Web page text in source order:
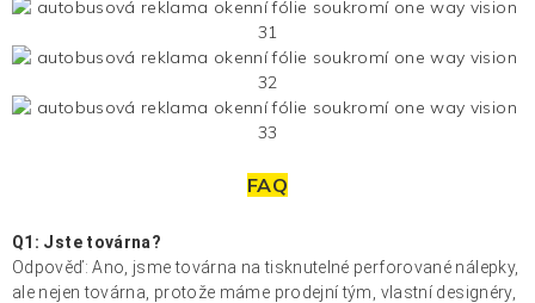
FAQ
Q1: Jste továrna?
Odpověď: Ano, jsme továrna na tisknutelné perforované nálepky,
ale nejen továrna, protože máme prodejní tým, vlastní designéry,